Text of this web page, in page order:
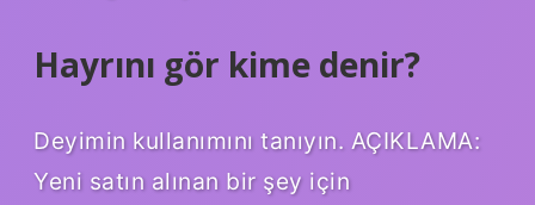
Hayrını gör kime denir?
Deyimin kullanımını tanıyın. AÇIKLAMA:
Yeni satın alınan bir şey için